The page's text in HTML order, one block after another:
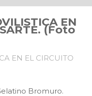
EN
(Foto
Bromuro.